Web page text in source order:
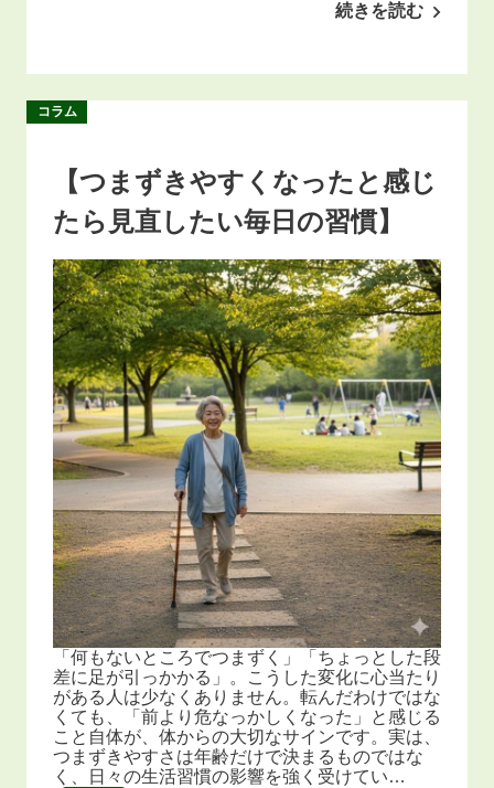
続きを読む
コラム
【つまずきやすくなったと感じ
たら見直したい毎日の習慣】
「何もないところでつまずく」「ちょっとした段
差に足が引っかかる」。こうした変化に心当たり
がある人は少なくありません。転んだわけではな
くても、「前より危なっかしくなった」と感じる
こと自体が、体からの大切なサインです。実は、
つまずきやすさは年齢だけで決まるものではな
く、日々の生活習慣の影響を強く受けてい…